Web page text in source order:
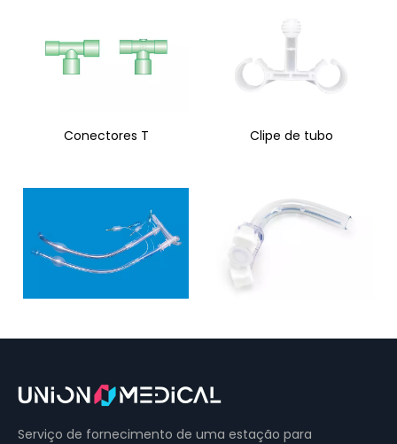
Conectores T Clipe de tubo
(DLT)
com cânula única sem
Serviço de fornecimento de uma estação para